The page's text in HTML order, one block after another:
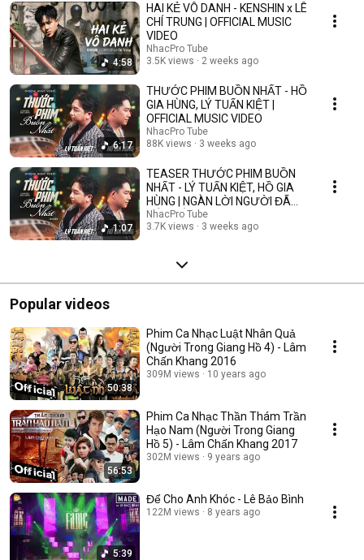
4:58
HAI KẺ VÔ DANH - KENSHIN x LÊ
CHÍ TRUNG | OFFICIAL MUSIC
VIDEO
NhacPro Tube
3.5K views
2 weeks ago
6:17
THƯỚC PHIM BUỒN NHẤT - HỒ
GIA HÙNG, LÝ TUẤN KIỆT |
OFFICIAL MUSIC VIDEO
NhacPro Tube
88K views
3 weeks ago
1:07
TEASER THƯỚC PHIM BUỒN
NHẤT - LÝ TUẤN KIỆT, HỒ GIA
HÙNG | NGÀN LỜI NGƯỜI ĐÃ
NÓI KHÔNG SAI ....
NhacPro Tube
3.7K views
3 weeks ago
Popular videos
50:38
Phim Ca Nhạc Luật Nhân Quả
(Người Trong Giang Hồ 4) - Lâm
Chấn Khang 2016
309M views 10 years ago
56:53
Phim Ca Nhạc Thần Thám Trần
Hạo Nam (Người Trong Giang
Hồ 5) - Lâm Chấn Khang 2017
302M views 9 years ago
5:39
Để Cho Anh Khóc - Lê Bảo Bình
122M views 8 years ago